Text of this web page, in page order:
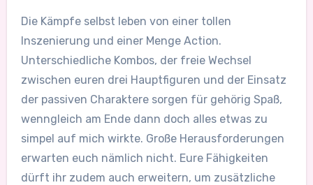
Die Kämpfe selbst leben von einer tollen
Inszenierung und einer Menge Action.
Unterschiedliche Kombos, der freie Wechsel
zwischen euren drei Hauptfiguren und der Einsatz
der passiven Charaktere sorgen für gehörig Spaß,
wenngleich am Ende dann doch alles etwas zu
simpel auf mich wirkte. Große Herausforderungen
erwarten euch nämlich nicht. Eure Fähigkeiten
dürft ihr zudem auch erweitern, um zusätzliche